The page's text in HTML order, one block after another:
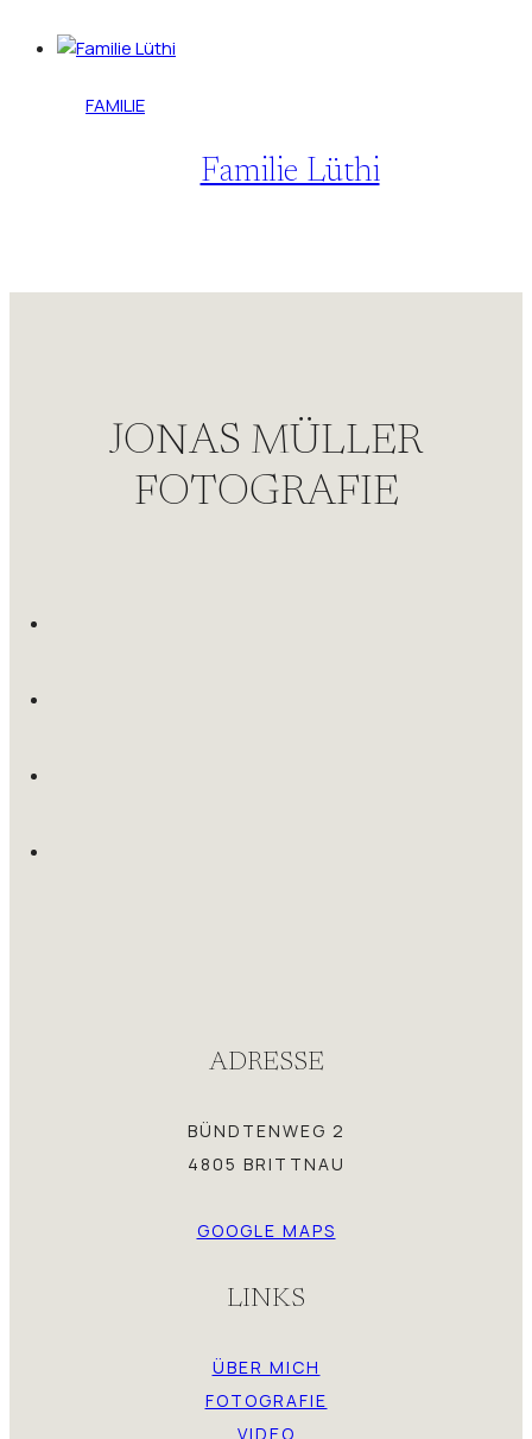
FAMILIE
Familie Lüthi
JONAS MÜLLER
FOTOGRAFIE
ADRESSE
BÜNDTENWEG 2
4805 BRITTNAU
GOOGLE MAPS
LINKS
ÜBER MICH
FOTOGRAFIE
VIDEO